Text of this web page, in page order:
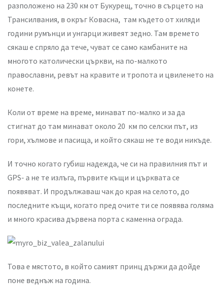
разположено на 230 км от Букурещ, точно в сърцето на
Трансилвания, в окръг Ковасна, там където от хиляди
години румънци и унгарци живеят зедно. Там времето
сякаш е спряло да тече, чуват се само камбаните на
многото католически църкви, на по-малкото
православни, ревът на кравите и тропота и цвиленето на
конете.
Коли от време на време, минават по-малко и за да
стигнат до там минават около 20 км по селски път, из
гори, хълмове и пасища, и който сякаш не те води никъде.
И точно когато губиш надежда, че си на правилния път и
GPS- a не те излъга, първите къщи и църквата се
появяват. И продължаваш чак до края на селото, до
последните къщи, когато пред очите ти се появява голяма
и много красива дървена порта с каменна ограда.
Това е мястото, в който самият принц държи да дойде
поне веднъж на година.